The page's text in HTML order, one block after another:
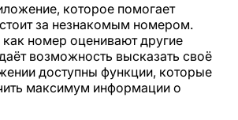
которое помогает
за незнакомым номером.
номер оценивают другие
возможность высказать своё
доступны функции, которые
максимум информации о